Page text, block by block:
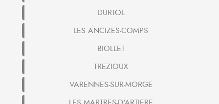
DURTOL
LES ANCIZES-COMPS
BIOLLET
TREZIOUX
VARENNES-SUR-MORGE